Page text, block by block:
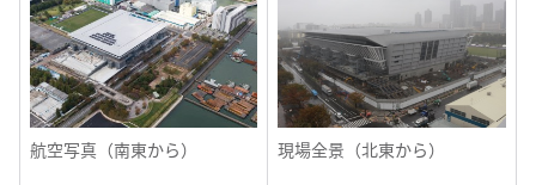
航空写真（南東から） 現場全景（北東から）